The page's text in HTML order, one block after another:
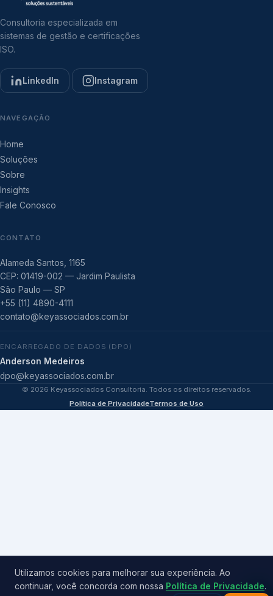
Consultoria especializada em
sistemas de gestão e certificações
ISO.
LinkedIn Instagram
NAVEGAÇÃO
Home
Soluções
Sobre
Insights
Fale Conosco
CONTATO
Alameda Santos, 1165
CEP: 01419-002 — Jardim Paulista
São Paulo — SP
+55 (11) 4890-4111
contato@keyassociados.com.br
ENCARREGADO DE DADOS (DPO)
Anderson Medeiros
dpo@keyassociados.com.br
© 2026 Keyassociados Consultoria. Todos os direitos reservados.
Política de PrivacidadeTermos de Uso
Utilizamos cookies para melhorar sua experiência. Ao
continuar, você concorda com nossa Política de Privacidade.